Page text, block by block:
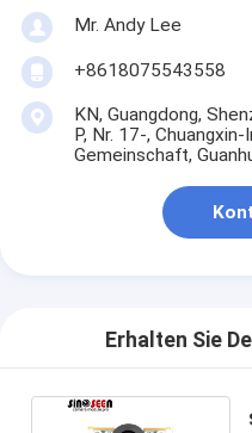
Mr. Andy Lee
+8618075543558
KN, Guangdong,
P, Nr. 17-,
Gemeinschaft,
Erhalten Sie